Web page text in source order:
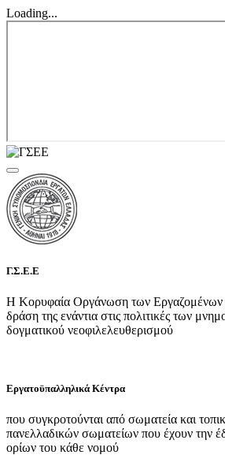
Loading...
Γ.Σ.Ε.Ε
Η Κορυφαία Οργάνωση των Εργαζομένων
δράση της ενάντια στις πολιτικές των
δογματικού νεοφιλελευθερισμού
Εργατοϋπαλληλικά Κέντρα
που συγκροτούνται από σωματεία και
πανελλαδικών σωματείων που έχουν την
ορίων του κάθε νομού